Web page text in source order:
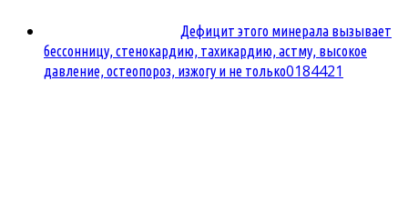
Дефицит этого минерала вызывает
бессонницу, стенокардию, тахикардию, астму, высокое
давление, остеопороз, изжогу и не только0184421